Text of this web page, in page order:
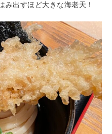
み出すほど大きな海老天！